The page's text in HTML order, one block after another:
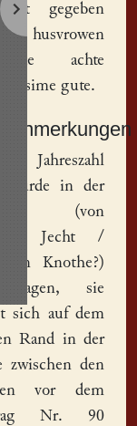
gegeben
husvrowen
achte
an sime gute.
Jahreszahl
wurde in der
(von
Jecht /
Knothe?)
sie
sich auf dem
Rand in der
zwischen den
vor dem
Nr. 90